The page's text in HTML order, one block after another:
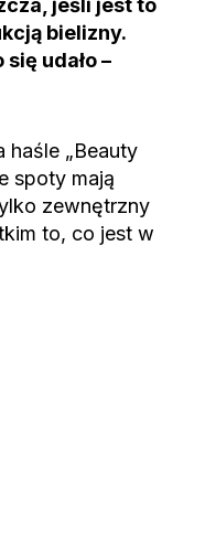
jeśli jest to
bielizny.
udało –
haśle „Beauty
spoty mają
zewnętrzny
to, co jest w